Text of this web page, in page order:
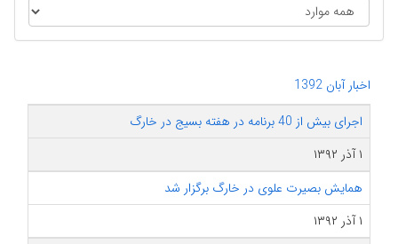
اخبار آبان 1392
اجرای بیش از 40 برنامه در هفته بسیج در خارگ
۱ آذر ۱۳۹۲
همایش بصیرت علوی در خارگ برگزار شد
۱ آذر ۱۳۹۲